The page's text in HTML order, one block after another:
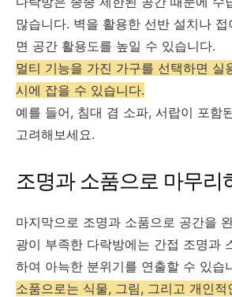
많습니다. 벽을 활용한 선반 설치나
면 공간 활용도를 높일 수 있습니다.
멀티 기능을 가진 가구를 선택하면 실
시에 잡을 수 있습니다.
예를 들어, 침대 겸 소파, 서랍이 포함
고려해보세요.
조명과 소품으로 마무리
마지막으로 조명과 소품으로 공간을
광이 부족한 다락방에는 간접 조명과
하여 아늑한 분위기를 연출할 수 있습
소품으로는 식물, 그림, 그리고 개인